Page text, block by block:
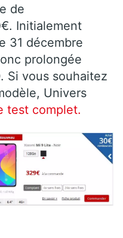
de
€. Initialement
31 décembre
prolongée
Si vous souhaitez
Univers
test complet.